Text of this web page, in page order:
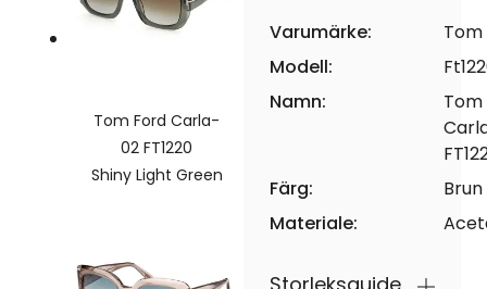
Tom Ford Carla-
02 FT1220
Shiny Light Green
Varumärke:
Modell:
Namn:
Färg:
Brun
Materiale: